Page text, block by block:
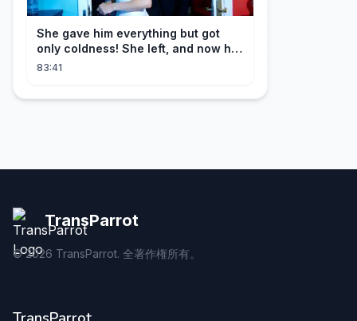
She gave him everything but got
only coldness! She left, and now he
is dying of regret!
83:41
TransParrot
©2026 TransParrot. 全著作権所有。